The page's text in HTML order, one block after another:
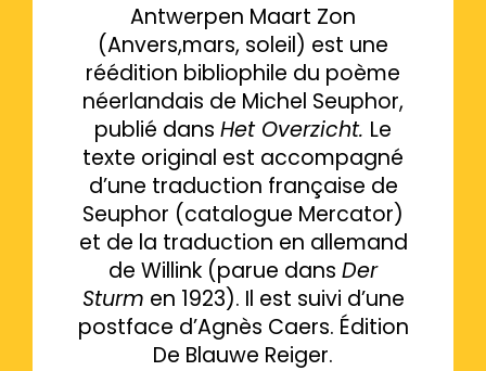
Antwerpen Maart Zon
(Anvers,mars, soleil) est une
réédition bibliophile du poème
néerlandais de Michel Seuphor,
publié dans Het Overzicht. Le
texte original est accompagné
d’une traduction française de
Seuphor (catalogue Mercator)
et de la traduction en allemand
de Willink (parue dans Der
Sturm en 1923). Il est suivi d’une
postface d’Agnès Caers. Édition
De Blauwe Reiger.